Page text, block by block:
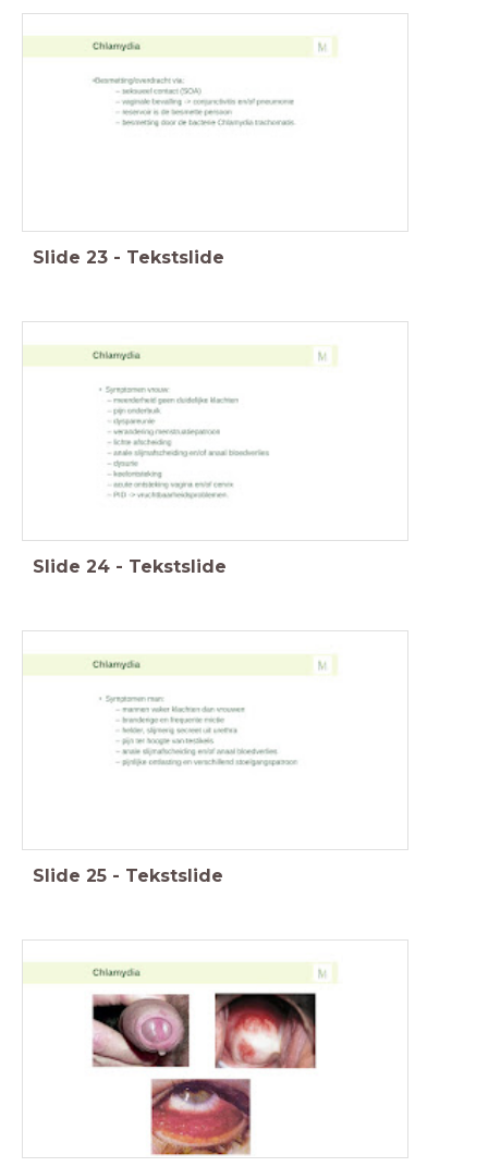
Slide 23 - Tekstslide
Slide 24 - Tekstslide
Slide 25 - Tekstslide